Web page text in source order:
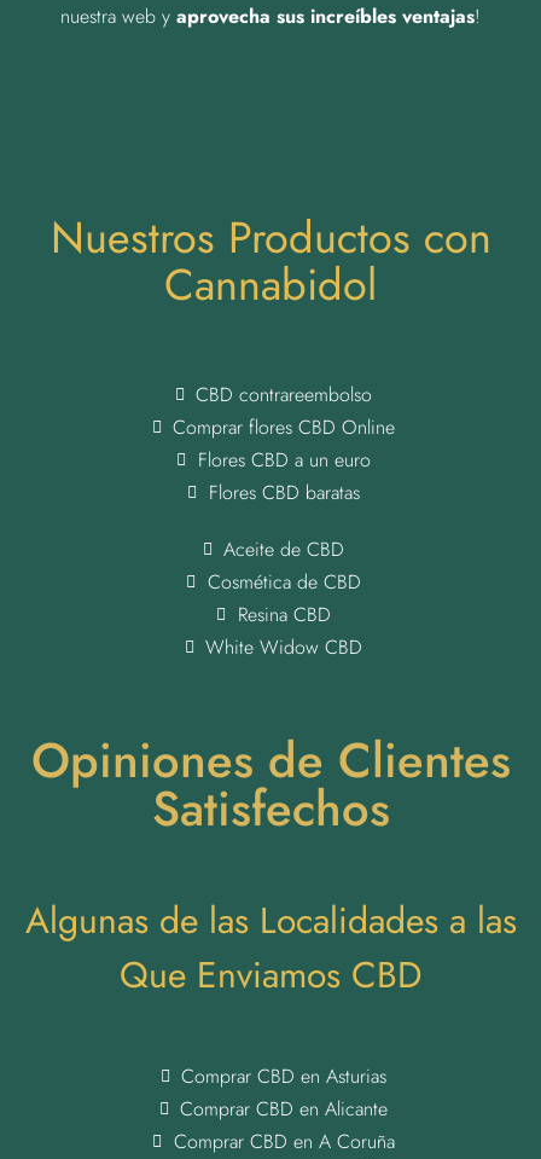
nuestra web y aprovecha sus increíbles ventajas!
Nuestros Productos con
Cannabidol
CBD contrareembolso
Comprar flores CBD Online
Flores CBD a un euro
Flores CBD baratas
Aceite de CBD
Cosmética de CBD
Resina CBD
White Widow CBD
Opiniones de Clientes
Satisfechos
Algunas de las Localidades a las
Que Enviamos CBD
Comprar CBD en Asturias
Comprar CBD en Alicante
Comprar CBD en A Coruña